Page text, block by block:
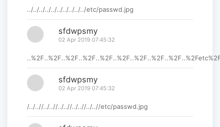
../../../../../../../../../../etc/passwd.jpg
sfdwpsmy
02 Apr 2019 07:45:32
sfdwpsmy
02 Apr 2019 07:45:32
/../..//../..//../..//../..//../..//etc/passwd.jpg